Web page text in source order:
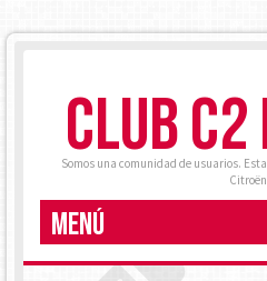
CLUB
Somos una comunidad de usuarios.
MENÚ